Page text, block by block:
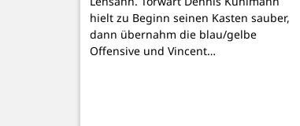
hielt zu Beginn seinen Kasten sauber,
dann übernahm die blau/gelbe
Offensive und Vincent…